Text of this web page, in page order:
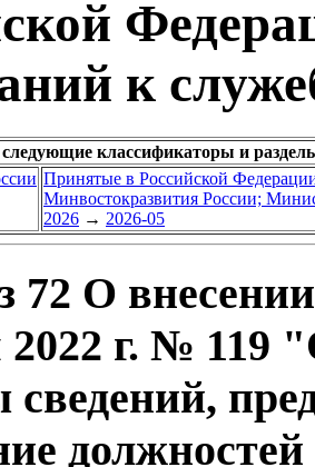
к
следующие классификаторы и
Принятые в Российской
Минвостокразвития России;
2026 → 2026-05
72 О
2022 г. № 119
сведений,